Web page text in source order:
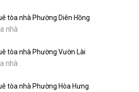
tòa nhà Phường Diên Hồng
nhà
tòa nhà Phường Vườn Lài
nhà
tòa nhà Phường Hòa Hưng